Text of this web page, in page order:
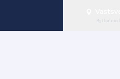
Byt förbund